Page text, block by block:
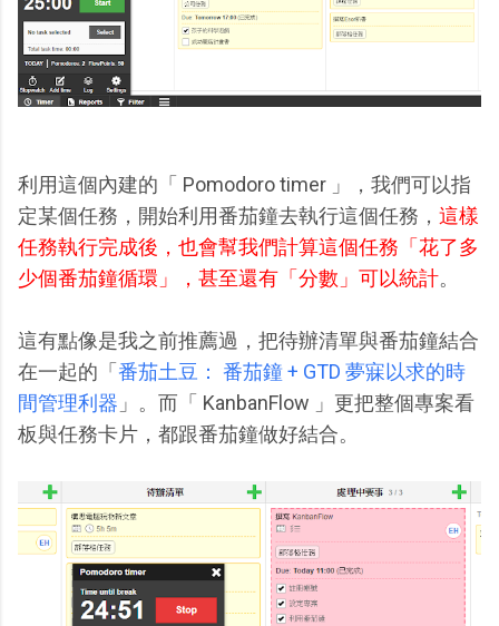
利用這個內建的「 Pomodoro timer 」，我們可以指
定某個任務，開始利用番茄鐘去執行這個任務， 這樣
任務執行完成後，也會幫我們計算這個任務「花了多
少個番茄鐘循環」，甚至還有「分數」可以統計。
這有點像是我之前推薦過，把待辦清單與番茄鐘結合
在一起的「番茄土豆： 番茄鐘 + GTD 夢寐以求的時
間管理利器 」。而「 KanbanFlow 」更把整個專案看
板與任務卡片，都跟番茄鐘做好結合。